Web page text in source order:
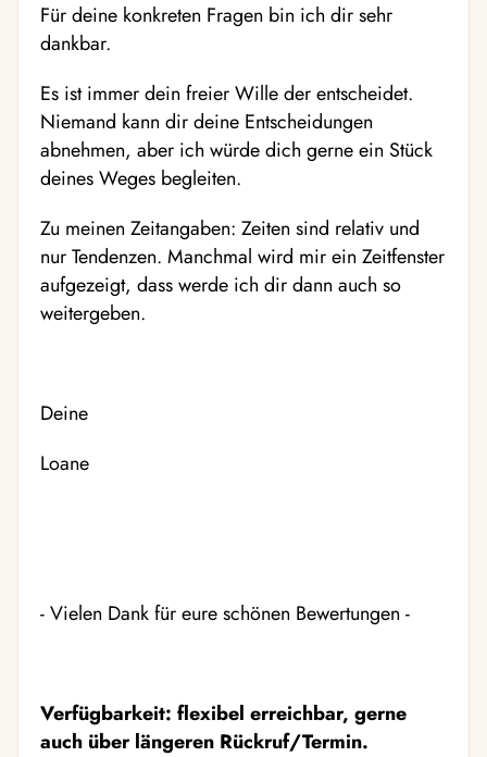
Für deine konkreten Fragen bin ich dir sehr
dankbar.
Es ist immer dein freier Wille der entscheidet.
Niemand kann dir deine Entscheidungen
abnehmen, aber ich würde dich gerne ein Stück
deines Weges begleiten.
Zu meinen Zeitangaben: Zeiten sind relativ und
nur Tendenzen. Manchmal wird mir ein Zeitfenster
aufgezeigt, dass werde ich dir dann auch so
weitergeben.
Deine
Loane
- Vielen Dank für eure schönen Bewertungen -
Verfügbarkeit: flexibel erreichbar, gerne
auch über längeren Rückruf/Termin.